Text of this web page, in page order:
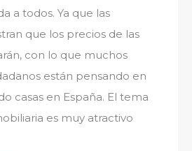
a todos. Ya que las
que los precios de las
con lo que muchos
están pensando en
casas en España. El tema
es muy atractivo